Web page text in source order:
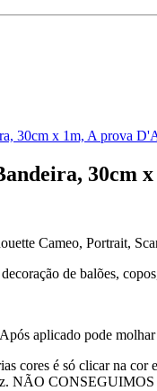
30cm x 1m, A prova
30cm
Cameo, Portrait,
de balões,
aplicado pode
cores é só clicar na cor
NÃO